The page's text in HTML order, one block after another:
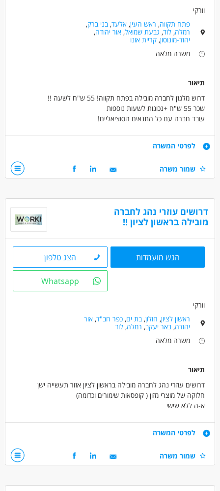
וורקי
פתח תקווה, ראש העין,אלעד,בני ברק,
רמלה,לוד, גבעת שמואל,אור יהודה,
יהוד-מונוסון,קריית אונו
משרה מלאה
תיאור
דרוש מלגזן לחברה מובילה בפתח תקווה! 55 ש"ח לשעה !!
שכר 55 ש"ח +נכונות לשעות נוספות
עובד חברה עם כל התנאים הסוציאליים!
דרישות
מחסנים ולוגיסטיקה - מחסנאי/ת ממוחשב
מחסנים ולוגיסטיקה - מלקטים
משרה מלאה
עבודת משמרות עבודה לפי שעות
לפרטי המשרה
שמור משרה
דרושים עוזרי נהג לחברה
מובילה בראשון לציון !!
הגש מועמדות הצג טלפון
Whatsapp
וורקי
ראשון לציון, חולון,בת ים,כפר חב"ד,אור
יהודה,באר יעקב, רמלה,לוד
משרה מלאה
תיאור
דרושים עוזרי נהג לחברה מובילה בראשון לציון אזור תעשייה ישן
חלוקה של מוצרי מזון ( קופסאות שימורים וכדומה)
א-ה ללא שישי
ניסיון כעוזר נהג - חובה
דרישות
מחסנים ולוגיסטיקה - מחסנאות ואחסון
לפרטי המשרה
שמור משרה